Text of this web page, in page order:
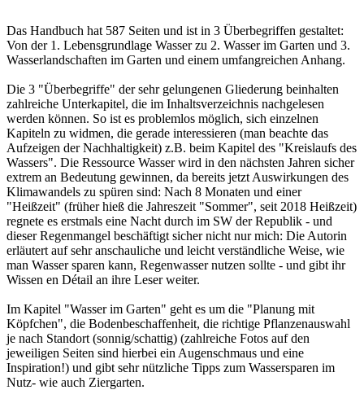
Das Handbuch hat 587 Seiten und ist in 3 Überbegriffen gestaltet:
Von der 1. Lebensgrundlage Wasser zu 2. Wasser im Garten und 3.
Wasserlandschaften im Garten und einem umfangreichen Anhang.
Die 3 "Überbegriffe" der sehr gelungenen Gliederung beinhalten
zahlreiche Unterkapitel, die im Inhaltsverzeichnis nachgelesen
werden können. So ist es problemlos möglich, sich einzelnen
Kapiteln zu widmen, die gerade interessieren (man beachte das
Aufzeigen der Nachhaltigkeit) z.B. beim Kapitel des "Kreislaufs des
Wassers". Die Ressource Wasser wird in den nächsten Jahren sicher
extrem an Bedeutung gewinnen, da bereits jetzt Auswirkungen des
Klimawandels zu spüren sind: Nach 8 Monaten und einer
"Heißzeit" (früher hieß die Jahreszeit "Sommer", seit 2018 Heißzeit)
regnete es erstmals eine Nacht durch im SW der Republik - und
dieser Regenmangel beschäftigt sicher nicht nur mich: Die Autorin
erläutert auf sehr anschauliche und leicht verständliche Weise, wie
man Wasser sparen kann, Regenwasser nutzen sollte - und gibt ihr
Wissen en Détail an ihre Leser weiter.
Im Kapitel "Wasser im Garten" geht es um die "Planung mit
Köpfchen", die Bodenbeschaffenheit, die richtige Pflanzenauswahl
je nach Standort (sonnig/schattig) (zahlreiche Fotos auf den
jeweiligen Seiten sind hierbei ein Augenschmaus und eine
Inspiration!) und gibt sehr nützliche Tipps zum Wassersparen im
Nutz- wie auch Ziergarten.